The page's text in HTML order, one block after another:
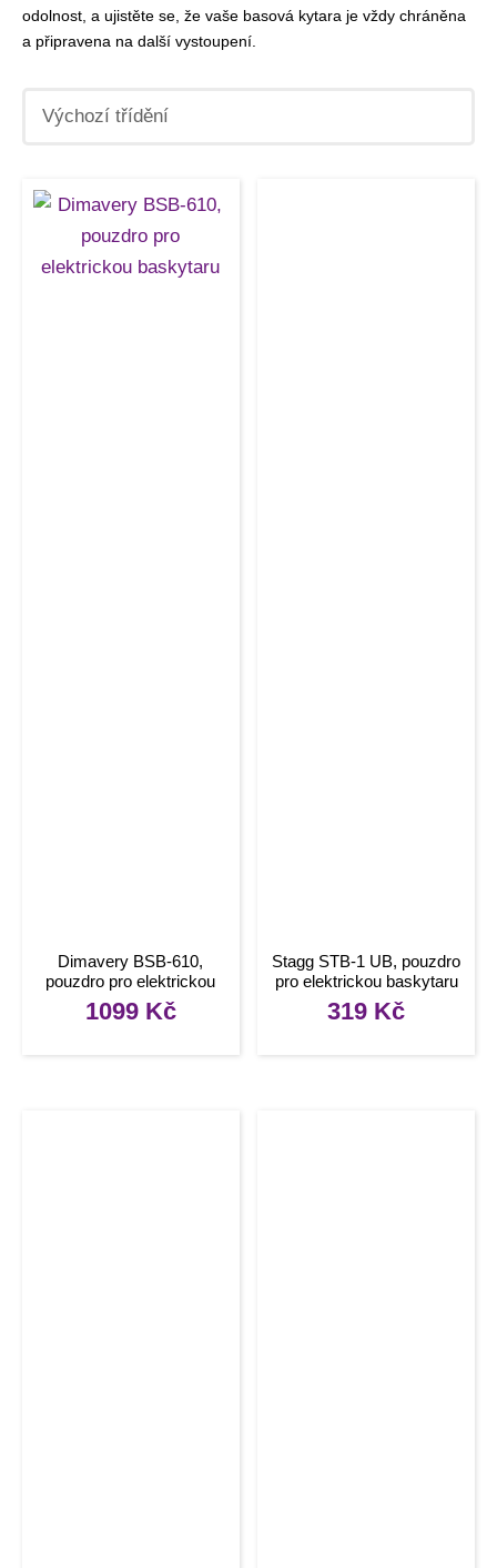
odolnost, a ujistěte se, že vaše basová kytara je vždy chráněna
a připravena na další vystoupení.
Dimavery BSB-610,
pouzdro pro elektrickou
baskytaru
1099 Kč
Stagg STB-1 UB, pouzdro
pro elektrickou baskytaru
319 Kč